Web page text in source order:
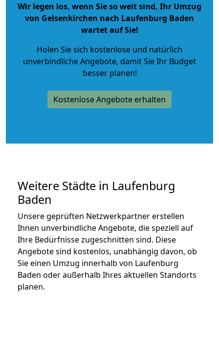
Wir legen los, wenn Sie so weit sind, Ihr Umzug
von Gelsenkirchen nach Laufenburg Baden
wartet auf Sie!
Holen Sie sich kostenlose und natürlich
unverbindliche Angebote, damit Sie Ihr Budget
besser planen!
Kostenlose Angebote erhalten
Weitere Städte in Laufenburg
Baden
Unsere geprüften Netzwerkpartner erstellen
Ihnen unverbindliche Angebote, die speziell auf
Ihre Bedürfnisse zugeschnitten sind. Diese
Angebote sind kostenlos, unabhängig davon, ob
Sie einen Umzug innerhalb von Laufenburg
Baden oder außerhalb Ihres aktuellen Standorts
planen.